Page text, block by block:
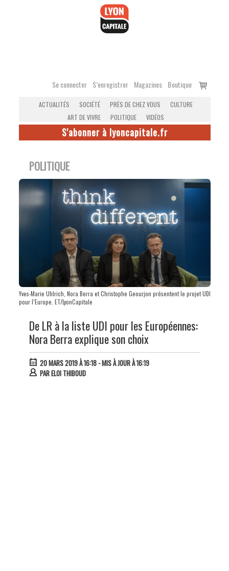
Se connecter S’enregistrer Magazines Boutique
Voir
ACTUALITÉS SOCIÉTÉ PRÈS DE CHEZ VOUS
CULTURE
ART DE VIVRE
POLITIQUE VIDÉOS
S'abonner à lyoncapitale.fr
POLITIQUE
Yves-Marie Uhlrich, Nora Berra et Christophe Geourjon présentent le projet UDI
pour l’Europe. ET/LyonCapitale
De LR à la liste UDI pour les Européennes:
Nora Berra explique son choix
20 MARS 2019 À 16:18- MIS À JOUR À 16:19
PARELOI THIBOUD